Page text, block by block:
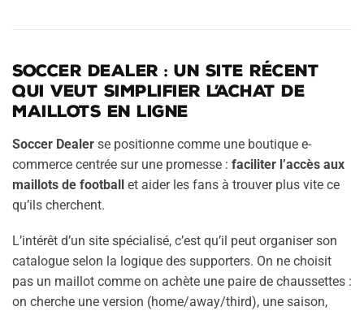
Soccer Dealer : un site récent
qui veut simplifier l’achat de
maillots en ligne
Soccer Dealer se positionne comme une boutique e-
commerce centrée sur une promesse : faciliter l’accès aux
maillots de football et aider les fans à trouver plus vite ce
qu’ils cherchent.
L’intérêt d’un site spécialisé, c’est qu’il peut organiser son
catalogue selon la logique des supporters. On ne choisit
pas un maillot comme on achète une paire de chaussettes :
on cherche une version (home/away/third), une saison,